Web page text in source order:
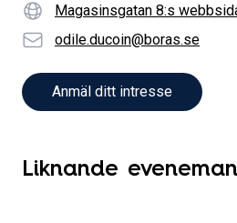
Webbplatsadress
Magasinsgatan 8:s
E-Postodile.ducoin@boras.se
Anmäl ditt intresse
Liknande